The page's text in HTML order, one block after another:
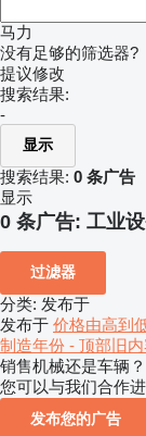
马力
没有足够的筛选器?
提议修改
搜索结果:
-
显示
搜索结果: 0 条广告
显示
0 条广告: 工业
过滤器
分类: 发布于
发布于 价格由高到
制造年份 - 顶部旧内
销售机械还是车辆？
您可以与我们合作进
发布您的广告